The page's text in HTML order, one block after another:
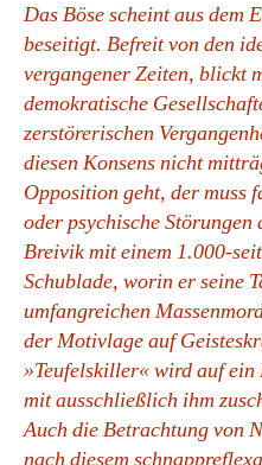
Das Böse scheint aus dem
beseitigt. Befreit von den
vergangener Zeiten, blickt
demokratische
zerstörerischen
diesen Konsens nicht
Opposition geht, der muss
oder psychische Störungen
Breivik mit einem 1.000-
Schublade, worin er seine
umfangreichen
der Motivlage auf
»Teufelskiller« wird auf
mit ausschließlich ihm
Auch die Betrachtung von